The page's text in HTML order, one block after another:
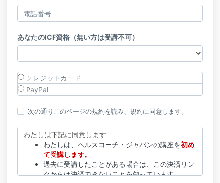
あなたのICF資格（無い方は受講不可）
クレジットカード
PayPal
次の通りこのページの規約を読み、規約に同意します。
わたしは下記に同意します
わたしは、ヘルスコーチ・ジャパンの講座を初め
て受講します。
過去に受講したことがある場合は、この決済リン
クからは決済できないことを知っています。